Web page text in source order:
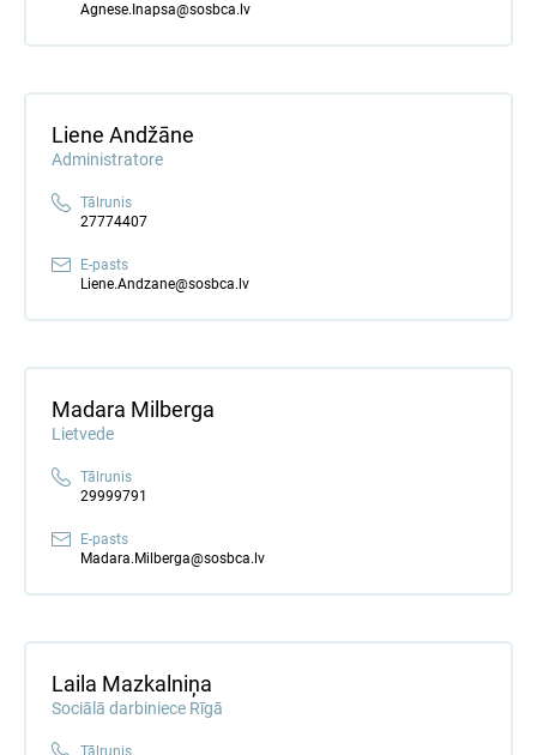
Agnese.Inapsa@sosbca.lv
Liene Andžāne
Administratore
Tālrunis
27774407
E-pasts
Liene.Andzane@sosbca.lv
Madara Milberga
Lietvede
Tālrunis
29999791
E-pasts
Madara.Milberga@sosbca.lv
Laila Mazkalniņa
Sociālā darbiniece Rīgā
Tālrunis